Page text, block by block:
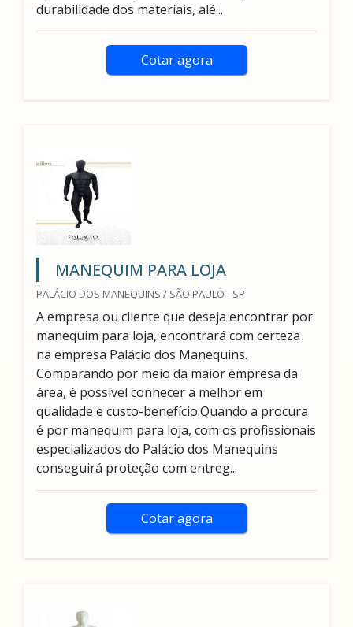
durabilidade dos materiais, alé...
Cotar agora
MANEQUIM PARA LOJA
PALÁCIO DOS MANEQUINS / SÃO PAULO - SP
A empresa ou cliente que deseja encontrar por
manequim para loja, encontrará com certeza
na empresa Palácio dos Manequins.
Comparando por meio da maior empresa da
área, é possível conhecer a melhor em
qualidade e custo-benefício.Quando a procura
é por manequim para loja, com os profissionais
especializados do Palácio dos Manequins
conseguirá proteção com entreg...
Cotar agora